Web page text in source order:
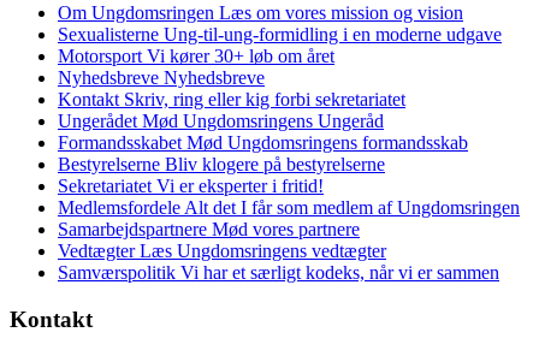
Om Ungdomsringen Læs om vores mission og vision
Sexualisterne Ung-til-ung-formidling i en moderne udgave
Motorsport Vi kører 30+ løb om året
Nyhedsbreve Nyhedsbreve
Kontakt Skriv, ring eller kig forbi sekretariatet
Ungerådet Mød Ungdomsringens Ungeråd
Formandsskabet Mød Ungdomsringens formandsskab
Bestyrelserne Bliv klogere på bestyrelserne
Sekretariatet Vi er eksperter i fritid!
Medlemsfordele Alt det I får som medlem af Ungdomsringen
Samarbejdspartnere Mød vores partnere
VedtægterLæs Ungdomsringens vedtægter
Samværspolitik Vi har et særligt kodeks, når vi er sammen
Kontakt